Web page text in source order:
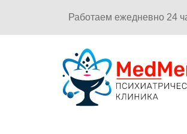
Работаем ежедневно 24